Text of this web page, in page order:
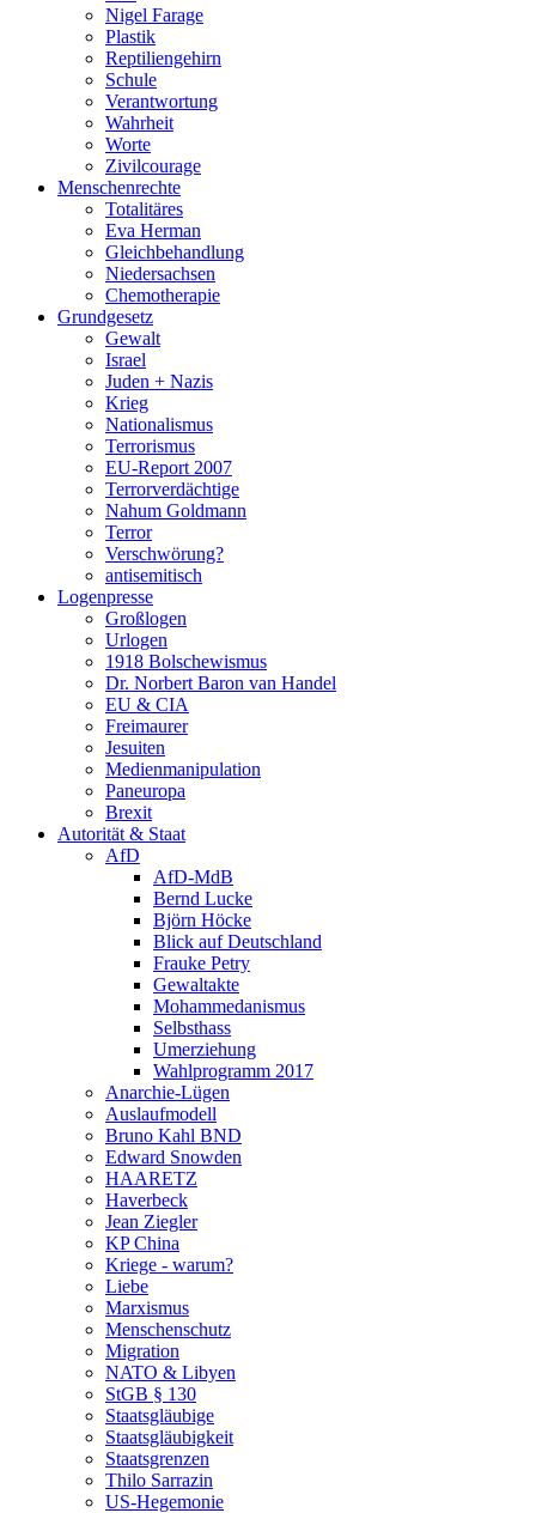
Nigel Farage
Plastik
Reptiliengehirn
Schule
Verantwortung
Wahrheit
Worte
Zivilcourage
Menschenrechte
Totalitäres
Eva Herman
Gleichbehandlung
Niedersachsen
Chemotherapie
Grundgesetz
Gewalt
Israel
Juden + Nazis
Krieg
Nationalismus
Terrorismus
EU-Report 2007
Terrorverdächtige
Nahum Goldmann
Terror
Verschwörung?
antisemitisch
Logenpresse
Großlogen
Urlogen
1918 Bolschewismus
Dr. Norbert Baron van Handel
EU & CIA
Freimaurer
Jesuiten
Medienmanipulation
Paneuropa
Brexit
Autorität & Staat
AfD
AfD-MdB
Bernd Lucke
Björn Höcke
Blick auf Deutschland
Frauke Petry
Gewaltakte
Mohammedanismus
Selbsthass
Umerziehung
Wahlprogramm 2017
Anarchie-Lügen
Auslaufmodell
Bruno Kahl BND
Edward Snowden
HAARETZ
Haverbeck
Jean Ziegler
KP China
Kriege - warum?
Liebe
Marxismus
Menschenschutz
Migration
NATO & Libyen
StGB § 130
Staatsgläubige
Staatsgläubigkeit
Staatsgrenzen
Thilo Sarrazin
US-Hegemonie